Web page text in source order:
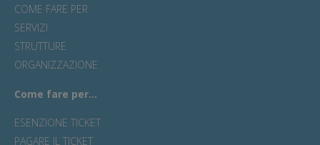
COME FARE PER
SERVIZI
STRUTTURE
ORGANIZZAZIONE
Come fare per...
ESENZIONE TICKET
PAGARE IL TICKET